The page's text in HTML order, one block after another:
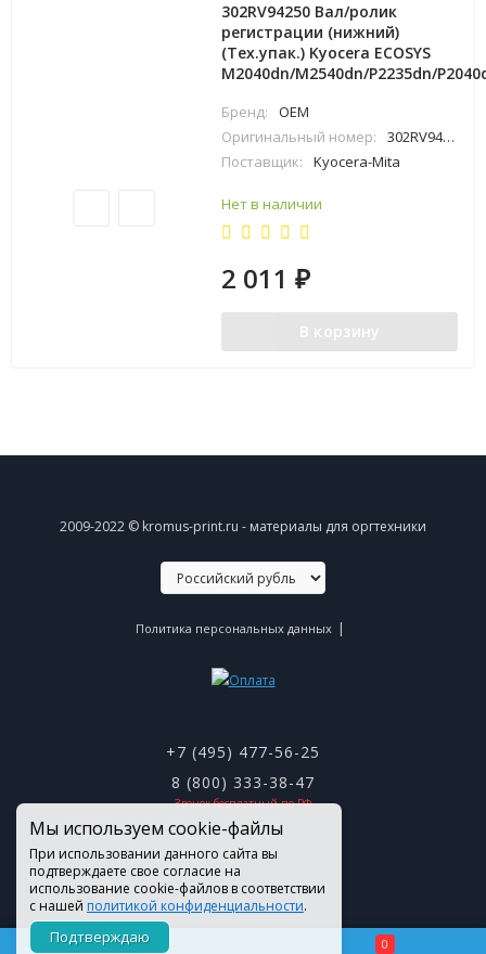
302RV94250 Вал/ролик
регистрации (нижний)
(Тех.упак.) Kyocera ECOSYS
M2040dn/M2540dn/P2235dn/
Бренд:
OEM
Оригинальный номер:
302RV94250
Поставщик:
Kyocera-Mita
Нет в наличии
2 011₽
В корзину
2009-2022 © kromus-print.ru - материалы для оргтехники
Политика персональных данных |
+7 (495) 477-56-25
8 (800) 333-38-47
Звонок бесплатный по РФ
Мы используем cookie-файлы
При использовании данного сайта вы
подтверждаете свое согласие на
использование cookie-файлов в соответствии
с нашей политикой конфиденциальности.
Подтверждаю 0